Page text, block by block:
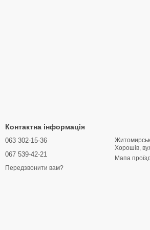
Контактна інформація
063 302-15-36
067 539-42-21
Передзвонити вам?
Хорошів,
Мапа